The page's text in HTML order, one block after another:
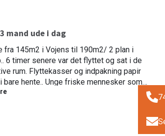
mand ude i dag
fra 145m2 i Vojens til 190m2/ 2 plan i
6 timer senere var det flyttet og sat i de
rum. Flyttekasser og indpakning papir
bare hente.. Unge friske mennesker som
hele tiden. Tusind tak for super service.